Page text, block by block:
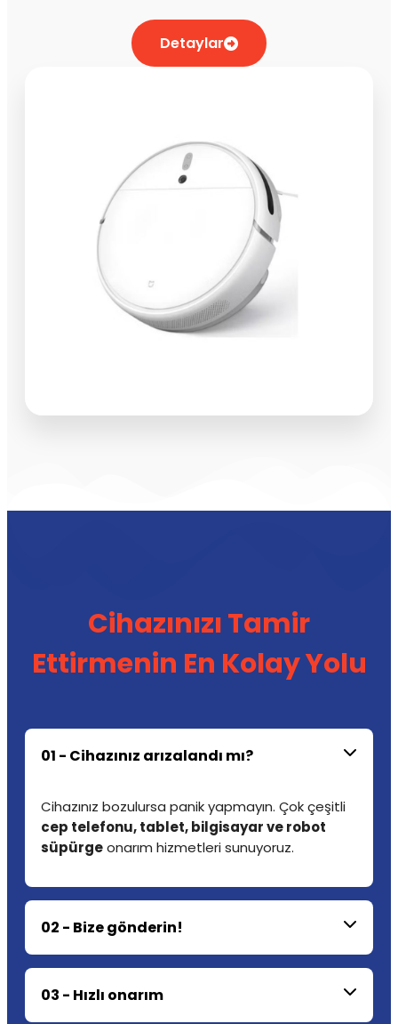
Detaylar
Cihazınızı Tamir
Ettirmenin En Kolay Yolu
01 - Cihazınız arızalandı mı?
Cihazınız bozulursa panik yapmayın. Çok çeşitli
cep telefonu, tablet, bilgisayar ve robot
süpürgeonarım hizmetleri sunuyoruz.
02 - Bize gönderin!
03 - Hızlı onarım